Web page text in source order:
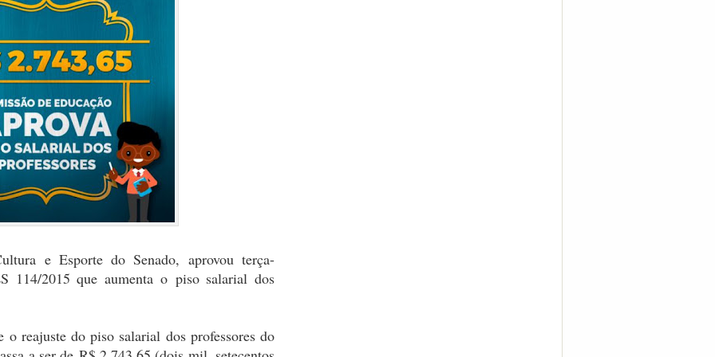
e Esporte do Senado, aprovou terça-
114/2015 que aumenta o piso salarial dos
o reajuste do piso salarial dos professores do